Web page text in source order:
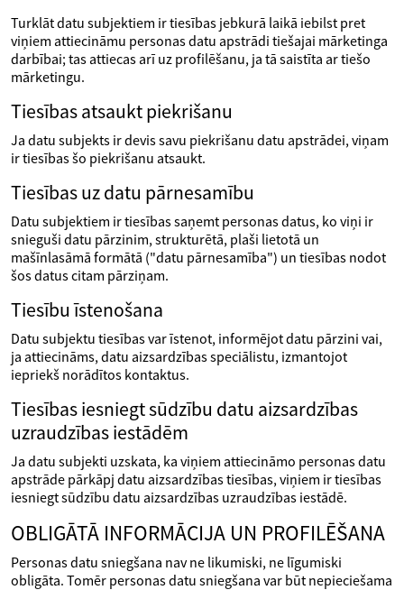
Turklāt datu subjektiem ir tiesības jebkurā laikā iebilst pret
viņiem attiecināmu personas datu apstrādi tiešajai mārketinga
darbībai; tas attiecas arī uz profilēšanu, ja tā saistīta ar tiešo
mārketingu.
Tiesības atsaukt piekrišanu
Ja datu subjekts ir devis savu piekrišanu datu apstrādei, viņam
ir tiesības šo piekrišanu atsaukt.
Tiesības uz datu pārnesamību
Datu subjektiem ir tiesības saņemt personas datus, ko viņi ir
snieguši datu pārzinim, strukturētā, plaši lietotā un
mašīnlasāmā formātā ("datu pārnesamība") un tiesības nodot
šos datus citam pārziņam.
Tiesību īstenošana
Datu subjektu tiesības var īstenot, informējot datu pārzini vai,
ja attiecināms, datu aizsardzības speciālistu, izmantojot
iepriekš norādītos kontaktus.
Tiesības iesniegt sūdzību datu aizsardzības
uzraudzības iestādēm
Ja datu subjekti uzskata, ka viņiem attiecināmo personas datu
apstrāde pārkāpj datu aizsardzības tiesības, viņiem ir tiesības
iesniegt sūdzību datu aizsardzības uzraudzības iestādē.
OBLIGĀTĀ INFORMĀCIJA UN PROFILĒŠANA
Personas datu sniegšana nav ne likumiski, ne līgumiski
obligāta. Tomēr personas datu sniegšana var būt nepieciešama